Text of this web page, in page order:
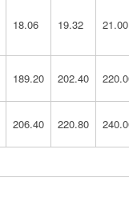
18.06 19.32 21.00
189.20 202.40
206.40 220.80